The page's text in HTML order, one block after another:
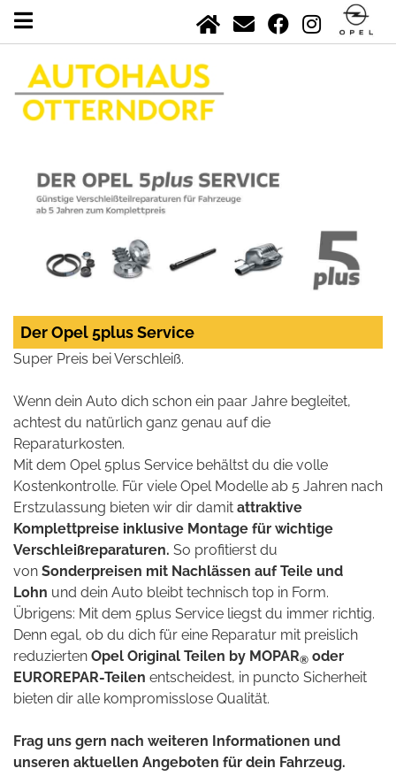
Der Opel 5plus Service
Super Preis bei Verschleiß.
Wenn dein Auto dich schon ein paar Jahre begleitet,
achtest du natürlich ganz genau auf die
Reparaturkosten.
Mit dem Opel 5plus Service behältst du die volle
Kostenkontrolle. Für viele Opel Modelle ab 5 Jahren nach
Erstzulassung bieten wir dir damit attraktive
Komplettpreise inklusive Montage für wichtige
Verschleißreparaturen. So profitierst du
von Sonderpreisen mit Nachlässen auf Teile und
Lohn und dein Auto bleibt technisch top in Form.
Übrigens: Mit dem 5plus Service liegst du immer richtig.
Denn egal, ob du dich für eine Reparatur mit preislich
reduzierten Opel Original Teilen by MOPAR® oder
EUROREPAR-Teilen entscheidest, in puncto Sicherheit
bieten dir alle kompromisslose Qualität.
Frag uns gern nach weiteren Informationen und
unseren aktuellen Angeboten für dein Fahrzeug.